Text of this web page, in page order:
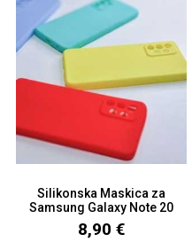
Silikonska Maskica za
Samsung Galaxy Note 20
-...
8,90 €
Monogrami